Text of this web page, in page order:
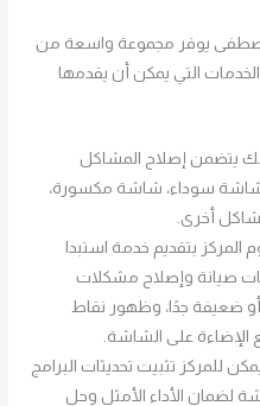
يوفر مجموعة واسعة من
التي يمكن أن يقدمها
يتضمن إصلاح المشاكل
شاشة سوداء، شاشة مكسورة،
أخرى.
المركز بتقديم خدمة استبدا
صيانة وإصلاح مشكلات
أو ضعيفة جدًا، وظهور نقاط
على الشاشة.
للمركز تثبيت تحديثات البرامج
لضمان الأداء الأمثل وحل